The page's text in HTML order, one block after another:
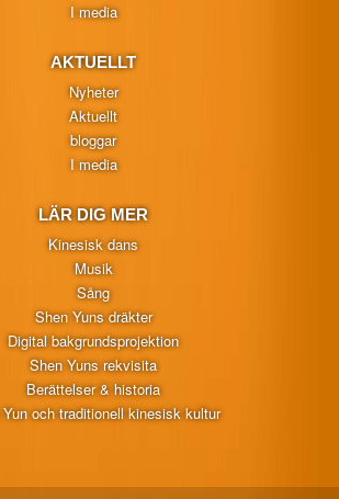
I media
AKTUELLT
Nyheter
Aktuellt
bloggar
I media
LÄR DIG MER
Kinesisk dans
Musik
Sång
Shen Yuns dräkter
Digital bakgrundsprojektion
Shen Yuns rekvisita
Berättelser & historia
och traditionell kinesisk kultur